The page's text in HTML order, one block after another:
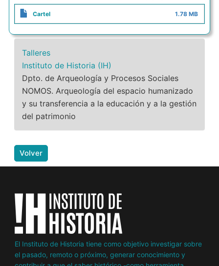
Cartel 1.78 MB
Talleres
Instituto de Historia (IH)
Dpto. de Arqueología y Procesos Sociales
NOMOS. Arqueología del espacio humanizado
y su transferencia a la educación y a la gestión
del patrimonio
Volver
El Instituto de Historia tiene como objetivo investigar sobre
el pasado, remoto o próximo, generar conocimiento y